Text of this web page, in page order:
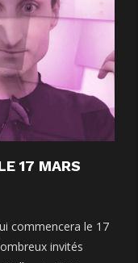
17 MARS
commencera le 17
invités